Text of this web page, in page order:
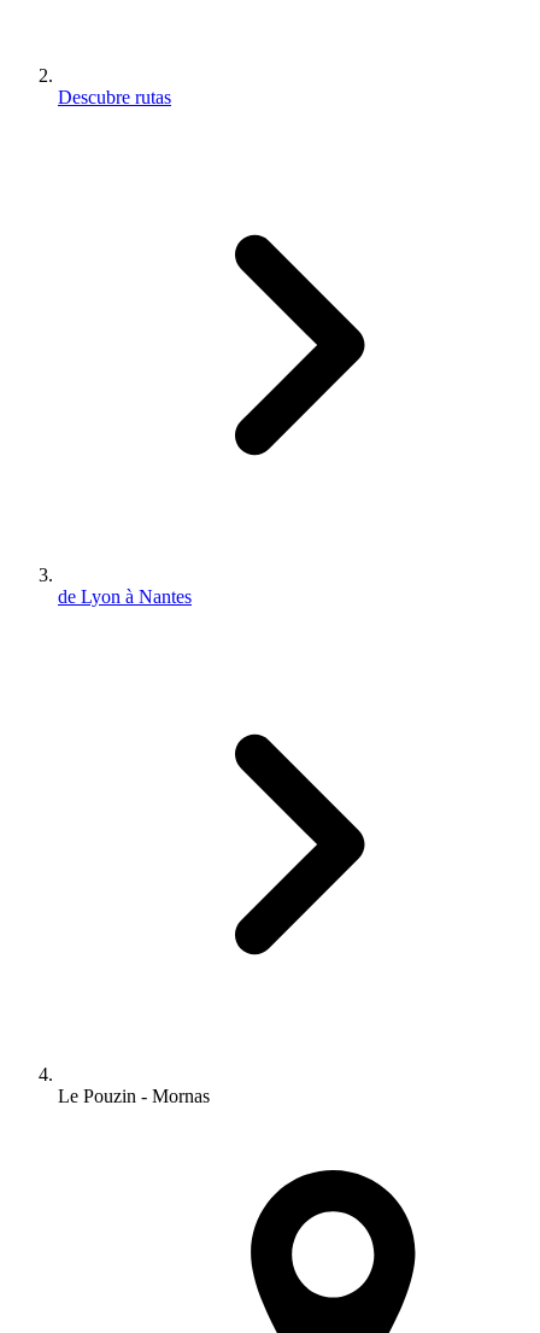
Descubre rutas
de Lyon à Nantes
Le Pouzin - Mornas